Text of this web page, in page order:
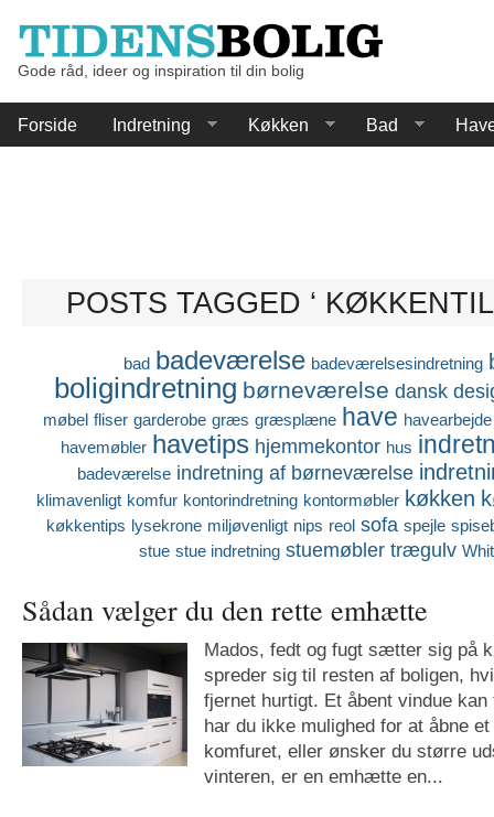
Gode råd, ideer og inspiration til din bolig
Forside Indretning Køkken Bad
POSTS TAGGED ‘
bad badeværelse badeværelsesindretning
boligindretning børneværelse dansk
møbel fliser garderobe græs græsplæne have havearbejde
havemøbler havetips hjemmekontor hus
badeværelse indretning af børneværelse
klimavenligt komfur kontorindretning kontormøbler køkken
køkkentips lysekrone miljøvenligt nips reol sofa spejle
stue stue indretning stuemøbler trægulv
Sådan vælger du den rette emhætte
Mados, fedt og fugt sætter sig på
spreder sig til resten af boligen,
fjernet hurtigt. Et åbent vindue
har du ikke mulighed for at åbne
komfuret, eller ønsker du større
vinteren, er en emhætte en...